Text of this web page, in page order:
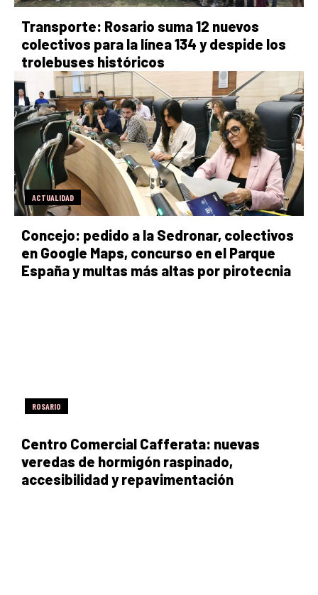
Transporte: Rosario suma 12 nuevos
colectivos para la línea 134 y despide los
trolebuses históricos
ACTUALIDAD
Concejo: pedido a la Sedronar, colectivos
en Google Maps, concurso en el Parque
España y multas más altas por pirotecnia
ROSARIO
Centro Comercial Cafferata: nuevas
veredas de hormigón raspinado,
accesibilidad y repavimentación